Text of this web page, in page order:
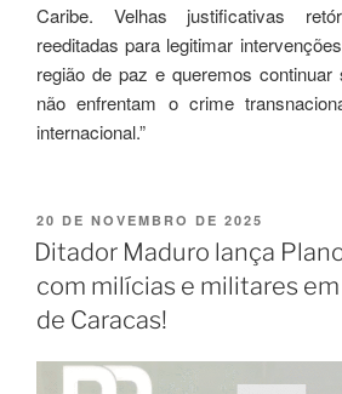
Caribe. Velhas justificativas
reeditadas para legitimar
região de paz e queremos continuar
não enfrentam o crime
internacional.”
20 DE NOVEMBRO DE 2025
Ditador Maduro lança
com milícias e militares
de Caracas!